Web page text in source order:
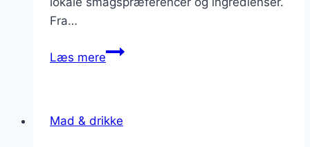
Fra…
Læs merePizza
hele
Mad & drikke